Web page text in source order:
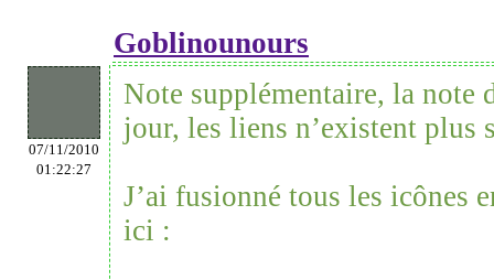
Goblinounours
07/11/2010
01:22:27
Note supplémentaire, la note
jour, les liens n’existent plus
J’ai fusionné tous les icônes
ici :